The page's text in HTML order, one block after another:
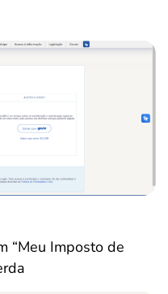
“Meu Imposto de